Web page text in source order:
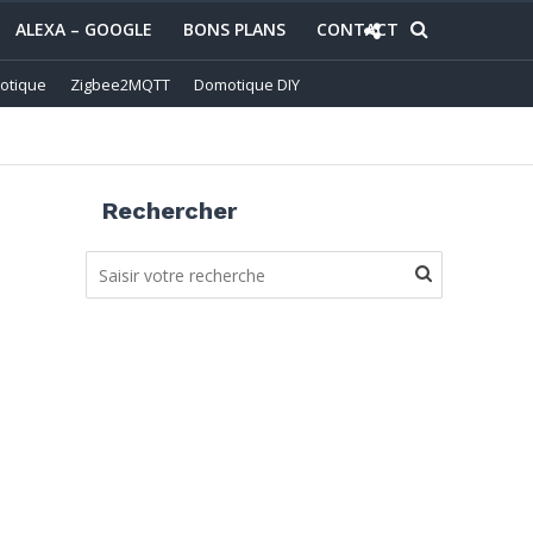
ALEXA – GOOGLE BONS PLANS CONTACT
Zigbee2MQTT Domotique DIY
Rechercher